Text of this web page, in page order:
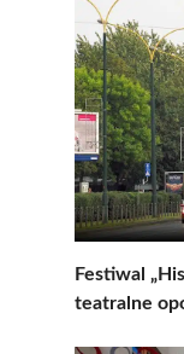
Festiwal
teatralne